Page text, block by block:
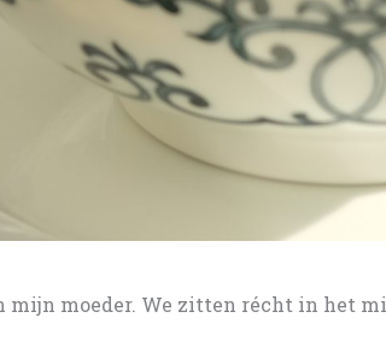
mijn moeder. We zitten récht in het